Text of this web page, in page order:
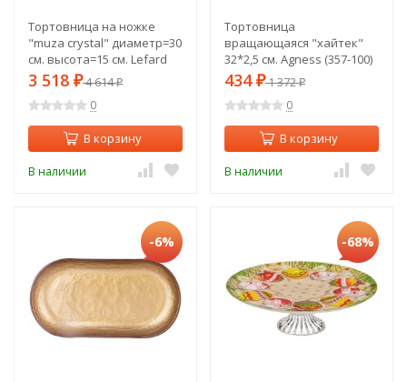
Тортовница на ножке
"muza crystal" диаметр=30
см. высота=15 см. Lefard
(195-128)
3 518 ₽4 614₽
0
В корзину
В наличии
Тортовница
вращающаяся "хайтек"
32*2,5 см. Agness (357-100)
434 ₽1 372₽
0
В корзину
В наличии
-6% -68%